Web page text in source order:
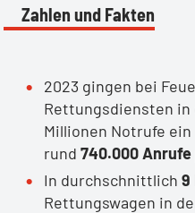
Zahlen und Fakten
2023 gingen bei
Rettungsdiensten in
Millionen Notrufe
rund 740.000 Anrufe
In durchschnittlich 9
Rettungswagen in